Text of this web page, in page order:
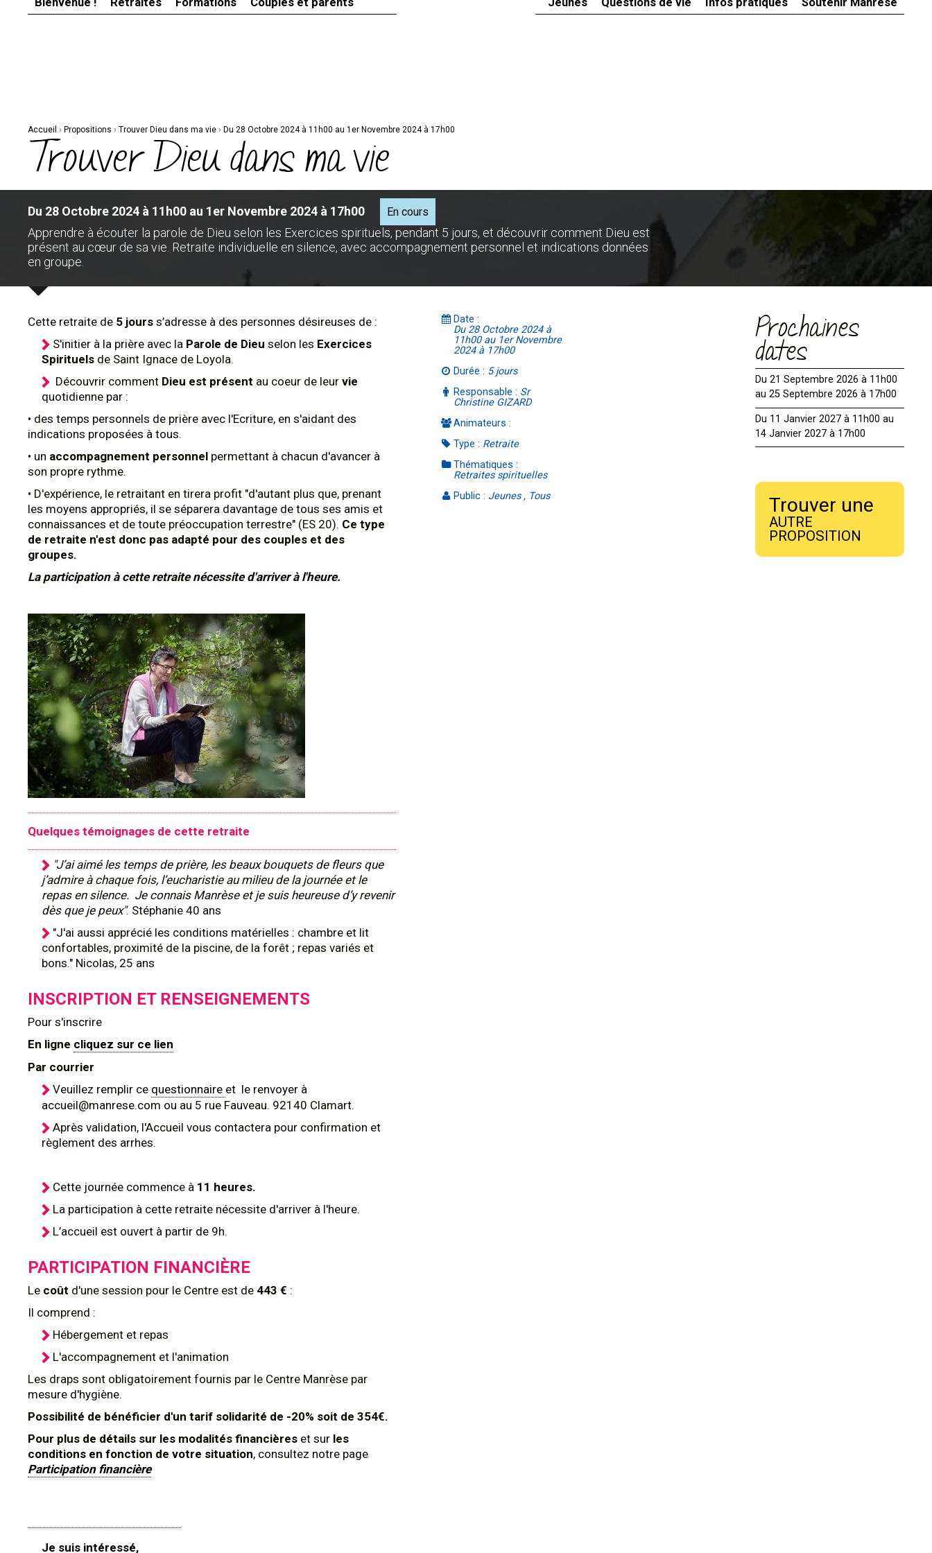
Accueil › Propositions › Trouver Dieu dans ma vie › Du 28 Octobre 2024 à 11h00 au 1er Novembre 2024 à 17h00
Trouver Dieu dans ma vie
Du 28 Octobre 2024 à 11h00 au 1er Novembre 2024 à 17h00 En cours
Apprendre à écouter la parole de Dieu selon les Exercices spirituels, pendant 5 jours, et découvrir comment Dieu est
présent au cœur de sa vie. Retraite individuelle en silence, avec accompagnement personnel et indications données
en groupe.
Cette retraite de 5 jours s’adresse à des personnes désireuses de :
S'initier à la prière avec la Parole de Dieu selon les Exercices
Spirituels de Saint Ignace de Loyola.
Découvrir comment Dieu est présent au coeur de leur vie
quotidienne par :
• des temps personnels de prière avec l'Ecriture, en s'aidant des
indications proposées à tous.
• un accompagnement personnel permettant à chacun d'avancer à
son propre rythme.
• D'expérience, le retraitant en tirera profit "d'autant plus que, prenant
les moyens appropriés, il se séparera davantage de tous ses amis et
connaissances et de toute préoccupation terrestre" (ES 20). Ce type
de retraite n'est donc pas adapté pour des couples et des
groupes.
La participation à cette retraite nécessite d'arriver à l'heure.
Quelques témoignages de cette retraite
"J’ai aimé les temps de prière, les beaux bouquets de fleurs que
j’admire à chaque fois, l’eucharistie au milieu de la journée et le
repas en silence. Je connais Manrèse et je suis heureuse d’y revenir
dès que je peux". Stéphanie 40 ans
"J'ai aussi apprécié les conditions matérielles : chambre et lit
confortables, proximité de la piscine, de la forêt ; repas variés et
bons." Nicolas, 25 ans
INSCRIPTION ET RENSEIGNEMENTS
Pour s'inscrire
En ligne cliquez sur ce lien
Par courrier
Veuillez remplir ce questionnaire et le renvoyer à
accueil@manrese.com ou au 5 rue Fauveau. 92140 Clamart.
Après validation, l'Accueil vous contactera pour confirmation et
règlement des arrhes.
Cette journée commence à 11 heures.
La participation à cette retraite nécessite d'arriver à l'heure.
L’accueil est ouvert à partir de 9h.
PARTICIPATION FINANCIÈRE
Le coût d'une session pour le Centre est de 443 € :
Il comprend :
Hébergement et repas
L'accompagnement et l'animation
Les draps sont obligatoirement fournis par le Centre Manrèse par
mesure d'hygiène.
Possibilité de bénéficier d'un tarif solidarité de -20% soit de 354€.
Pour plus de détails sur les modalités financières et sur les
conditions en fonction de votre situation, consultez notre page
Participation financière
Je suis intéressé,
Date :
Du 28 Octobre 2024 à
11h00 au 1er Novembre
2024 à 17h00
Durée : 5 jours
Responsable : Sr
Christine GIZARD
Animateurs :
Type : Retraite
Thématiques :
Retraites spirituelles
Public : Jeunes , Tous
Prochaines
dates
Du 21 Septembre 2026 à 11h00
au 25 Septembre 2026 à 17h00
Du 11 Janvier 2027 à 11h00 au
14 Janvier 2027 à 17h00
Trouver une
AUTRE
PROPOSITION